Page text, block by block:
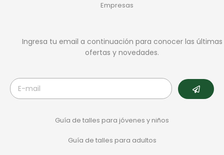
Empresas
Ingresa tu email a continuación para conocer las últimas
ofertas y novedades.
Guía de talles para jóvenes y niños
Guía de talles para adultos